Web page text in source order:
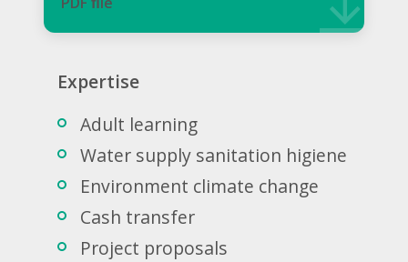
Expertise
Adult learning
Water supply sanitation higiene
Environment climate change
Cash transfer
Project proposals